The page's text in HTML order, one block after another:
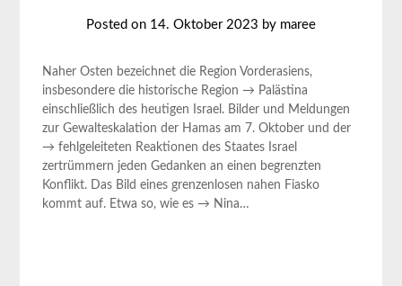
Posted on 14. Oktober 2023 by maree
Naher Osten bezeichnet die Region Vorderasiens,
insbesondere die historische Region → Palästina
einschließlich des heutigen Israel. Bilder und Meldungen
zur Gewalteskalation der Hamas am 7. Oktober und der
→ fehlgeleiteten Reaktionen des Staates Israel
zertrümmern jeden Gedanken an einen begrenzten
Konflikt. Das Bild eines grenzenlosen nahen Fiasko
kommt auf. Etwa so, wie es → Nina…